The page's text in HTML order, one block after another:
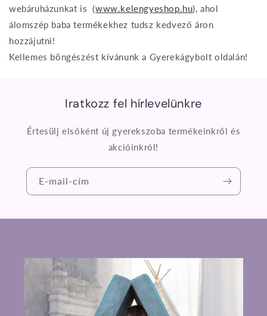
webáruházunkat is (www.kelengyeshop.hu), ahol
álomszép baba termékekhez tudsz kedvező áron
hozzájutni!
Kellemes böngészést kívánunk a Gyerekágybolt oldalán!
Iratkozz fel hírlevelünkre
Értesülj elsőként új gyerekszoba termékeinkről és
akcióinkról!
E-mail-cím